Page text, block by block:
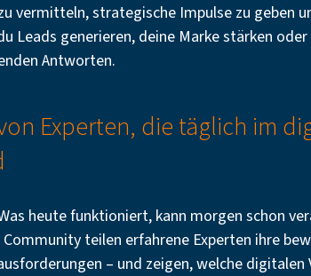
vermitteln, strategische Impulse zu geben
Leads generieren, deine Marke stärken
Antworten.
Experten, die täglich im
heute funktioniert, kann morgen schon
teilen erfahrene Experten ihre
– und zeigen, welche